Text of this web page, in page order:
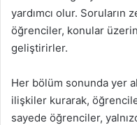
yardımcı olur. Soruların
öğrenciler, konular
geliştirirler.
Her bölüm sonunda yer
ilişkiler kurarak,
sayede öğrenciler,